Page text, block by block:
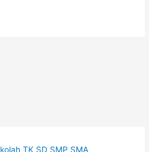
TK SD SMP SMA